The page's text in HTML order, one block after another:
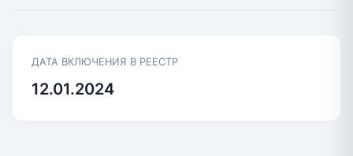
ДАТА ВКЛЮЧЕНИЯ В РЕЕСТР
12.01.2024